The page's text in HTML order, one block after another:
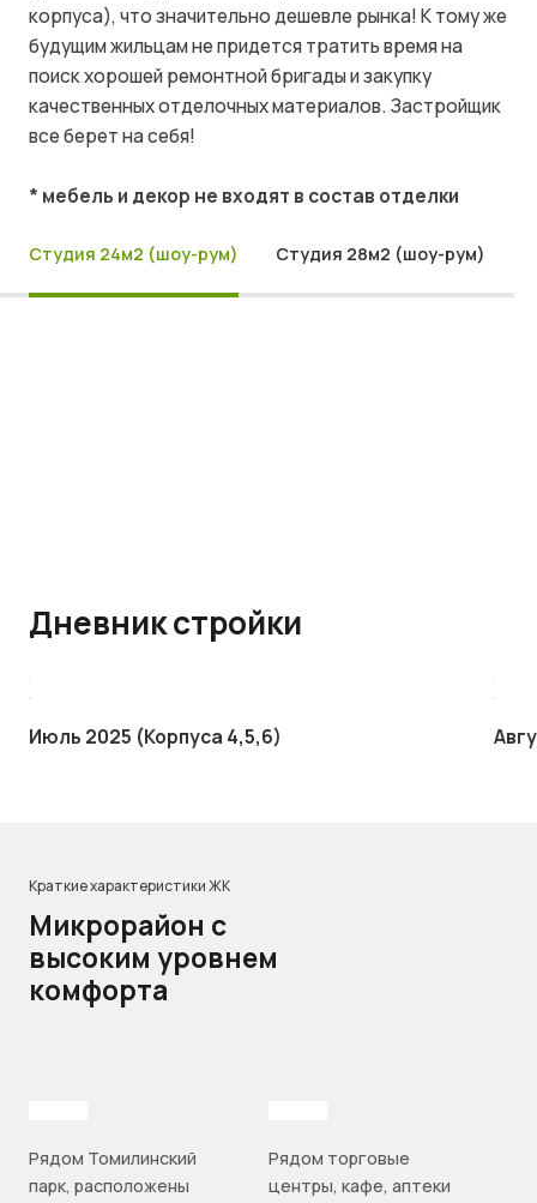
корпуса), что значительно дешевле рынка! К тому же
будущим жильцам не придется тратить время на
поиск хорошей ремонтной бригады и закупку
качественных отделочных материалов. Застройщик
все берет на себя!
* мебель и декор не входят в состав отделки
Студия 24м2 (шоу-рум) Студия 28м2 (шоу-рум)
Дневник стройки
Июль 2025 (Корпуса 4,5,6)
Краткие характеристики ЖК
Микрорайон с
высоким уровнем
комфорта
Рядом Томилинский
парк, расположены
Рядом торговые
центры, кафе, аптеки